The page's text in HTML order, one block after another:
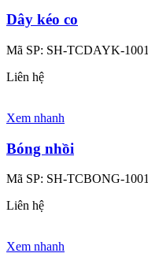
Dây kéo co
Mã SP: SH-TCDAYK-1001
Liên hệ
Xem nhanh
Bóng nhồi
Mã SP: SH-TCBONG-1001
Liên hệ
Xem nhanh